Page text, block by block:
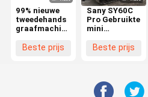
99% nieuwe
tweedehands
graafmachine
ZX120
Beste prijs
Sany SY60C
Pro Gebruikte
mini
6 ton Sany
Beste prijs